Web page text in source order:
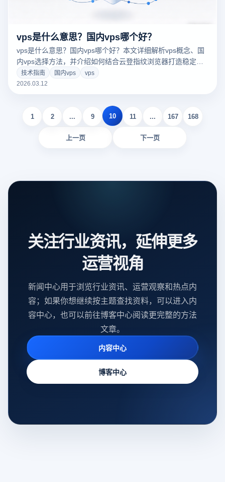
vps是什么意思？国内vps哪个好？
vps是什么意思？国内vps哪个好？本文详细解析vps概念、国
内vps选择方法，并介绍如何结合云登指纹浏览器打造稳定安
全的多账号运营环境。
技术指南 国内vps
vps
2026.03.12
上一页
1 2 ... 9 10 11 ... 167 168
下一页
关注行业资讯，延伸更多
运营视角
新闻中心用于浏览行业资讯、运营观察和热点内
容；如果你想继续按主题查找资料，可以进入内
容中心，也可以前往博客中心阅读更完整的方法
文章。
内容中心
博客中心